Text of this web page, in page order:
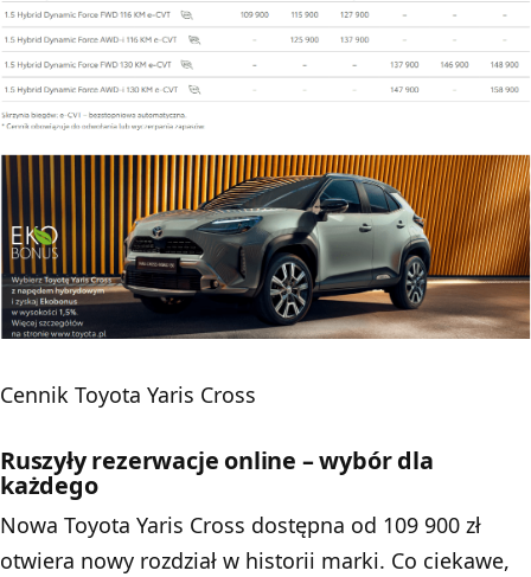
Cennik Toyota Yaris Cross
Ruszyły rezerwacje online – wybór dla
każdego
Nowa Toyota Yaris Cross dostępna od 109 900 zł
otwiera nowy rozdział w historii marki. Co ciekawe,